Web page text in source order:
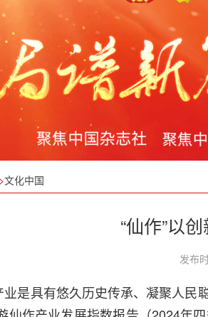
以文明交流互鉴为导向的高校外语教学体系
麦筑牢粮食安全“压舱石”：立足云南深耕沃
：837.1亿元资金保民生促发展
政协副主席段青英来滨调研“城乡基本公共服
>文化中国
“仙作”以
发布
业是具有悠久历史传承、凝聚人民